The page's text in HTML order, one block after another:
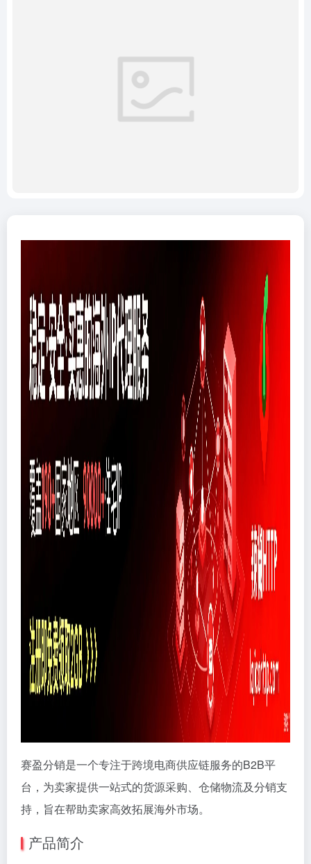
赛盈分销是一个专注于跨境电商供应链服务的B2B平
台，为卖家提供一站式的货源采购、仓储物流及分销支
持，旨在帮助卖家高效拓展海外市场。
产品简介